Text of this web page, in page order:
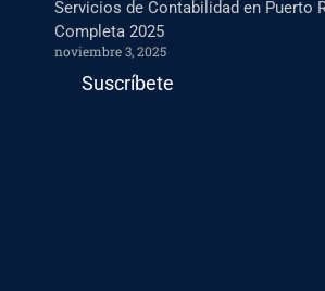
Servicios de Contabilidad en Puerto
Completa 2025
noviembre 3, 2025
Suscríbete